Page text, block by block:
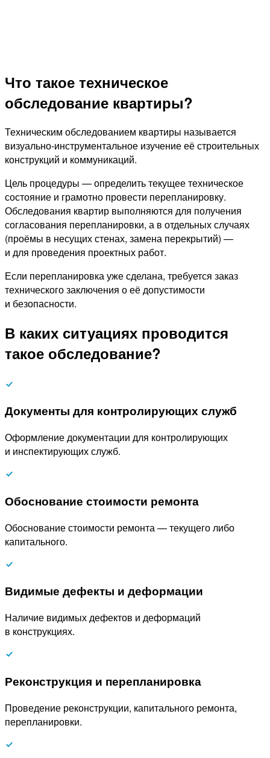
Что такое техническое
обследование квартиры?
Техническим обследованием квартиры называется
визуально-инструментальное изучение её строительных
конструкций и коммуникаций.
Цель процедуры — определить текущее техническое
состояние и грамотно провести перепланировку.
Обследования квартир выполняются для получения
согласования перепланировки, а в отдельных случаях
(проёмы в несущих стенах, замена перекрытий) —
и для проведения проектных работ.
Если перепланировка уже сделана, требуется заказ
технического заключения о её допустимости
и безопасности.
В каких ситуациях проводится
такое обследование?
Документы для контролирующих служб
Оформление документации для контролирующих
и инспектирующих служб.
Обоснование стоимости ремонта
Обоснование стоимости ремонта — текущего либо
капитального.
Видимые дефекты и деформации
Наличие видимых дефектов и деформаций
в конструкциях.
Реконструкция и перепланировка
Проведение реконструкции, капитального ремонта,
перепланировки.